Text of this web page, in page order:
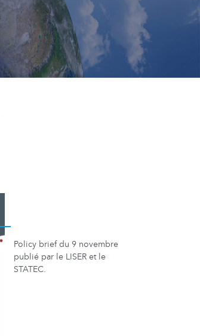
Policy brief du 9 novembre
publié par le LISER et le
STATEC.